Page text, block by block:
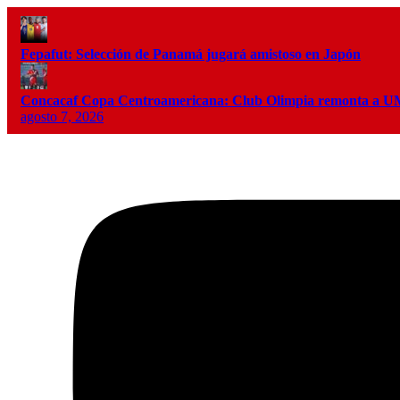
Fepafut: Selección de Panamá jugará amistoso en Japón
Concacaf Copa Centroamericana: Club Olimpia remonta a
agosto 7, 2026